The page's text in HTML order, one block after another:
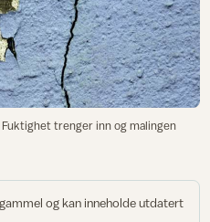
trenger inn og malingen
og kan inneholde utdatert